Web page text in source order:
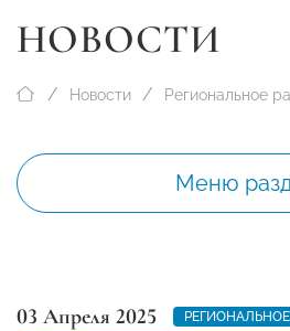
НОВОСТИ
Новости Региональное
Меню
03 Апреля 2025